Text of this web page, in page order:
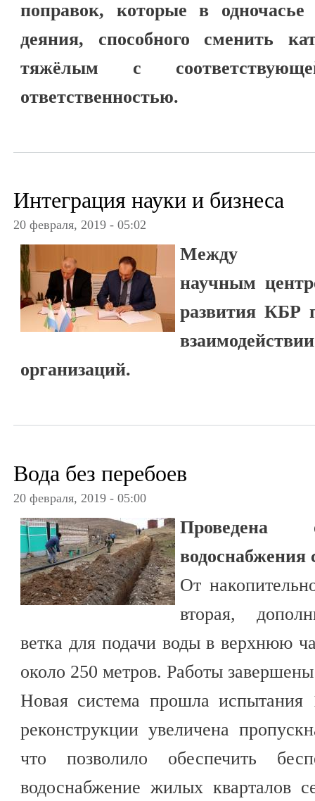
поправок, которые в одночасье
деяния, способного сменить
тяжёлым с
ответственностью.
Интеграция науки и бизнеса
20 февраля, 2019 - 05:02
Между
научным
развития КБР
организаций.
Вода без перебоев
20 февраля, 2019 - 05:00
Проведена
От
вторая,
ветка для подачи воды в верхнюю
около 250 метров. Работы
Новая система прошла испытания
реконструкции увеличена
что позволило обеспечить
водоснабжение жилых кварталов